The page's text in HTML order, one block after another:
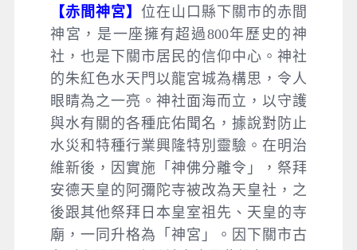
【赤間神宮】 位在山口縣下關市的赤間
神宮，是一座擁有超過800年歷史的神
社，也是下關市居民的信仰中心。神社
的朱紅色水天門以龍宮城為構思，令人
眼睛為之一亮。神社面海而立，以守護
與水有關的各種庇佑聞名，據說對防止
水災和特種行業興隆特別靈驗。在明治
維新後，因實施「神佛分離令」，祭拜
安德天皇的阿彌陀寺被改為天皇社，之
後跟其他祭拜日本皇室祖先、天皇的寺
廟，一同升格為「神宮」。因下關市古